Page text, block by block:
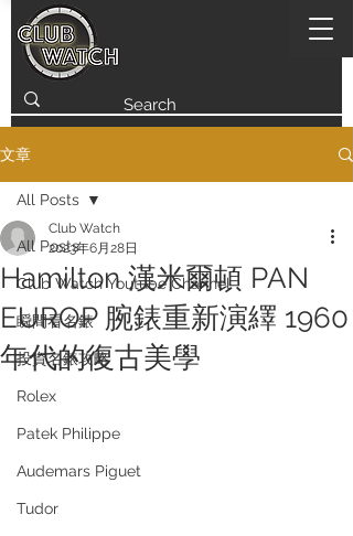
文章
All Posts
Club Watch Youtube Channel
瞬間看名錶
投資名錶攻略
Rolex
Patek Philippe
Audemars Piguet
Tudor
All Posts
Hamilton 漢米爾頓 PAN
EUROP 腕錶重新演繹 1960
年代的復古美學
Club Watch
2023年6月28日